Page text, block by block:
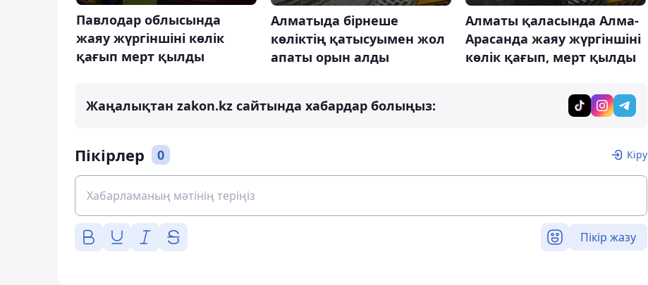
Павлодар облысында
жаяу жүргіншіні көлік
қағып мерт қылды
Алматыда бірнеше
көліктің қатысуымен жол
апаты орын алды
Алматы қаласында Алма-
Арасанда жаяу жүргіншіні
көлік қағып, мерт қылды
Жаңалықтан zakon.kz сайтында хабардар болыңыз:
Пікірлер 0 Кіру
Пікір жазу